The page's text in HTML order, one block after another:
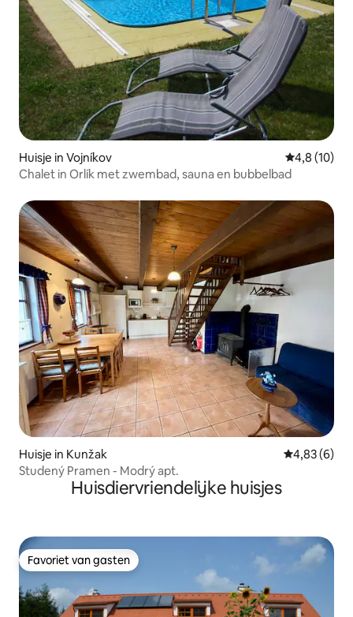
Huisje in Vojníkov
4,8 (10)
Chalet in Orlík met zwembad, sauna en bubbelbad
Huisje in Kunžak Gemiddelde
4,83 (6)
Studený Pramen - Modrý apt.
Huisdiervriendelijke huisjes
Favoriet van gasten
Favoriet van gasten